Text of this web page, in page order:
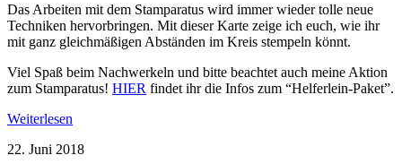
Das Arbeiten mit dem Stamparatus wird immer wieder tolle neue
Techniken hervorbringen. Mit dieser Karte zeige ich euch, wie ihr
mit ganz gleichmäßigen Abständen im Kreis stempeln könnt.
Viel Spaß beim Nachwerkeln und bitte beachtet auch meine Aktion
zum Stamparatus! HIER findet ihr die Infos zum “Helferlein-Paket”.
Weiterlesen
22. Juni 2018